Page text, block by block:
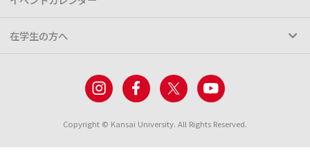
在学生の方へ
Copyright © Kansai University. All Rights Reserved.